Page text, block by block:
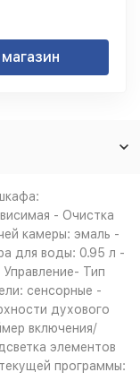
- Очистка
камеры: эмаль -
для воды: 0.95 л -
Тип
сенсорные -
духового
включения/
элементов
программы: